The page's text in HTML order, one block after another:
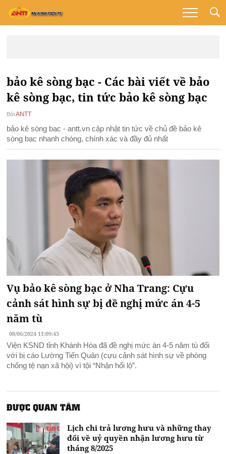
bảo kê sòng bạc - Các bài viết về bảo
kê sòng bạc, tin tức bảo kê sòng bạc
Bởi ANTT
bảo kê sòng bạc - antt.vn cập nhật tin tức về chủ đề bảo kê
sòng bạc nhanh chóng, chính xác và đầy đủ nhất
Vụ bảo kê sòng bạc ở Nha Trang: Cựu
cảnh sát hình sự bị đề nghị mức án 4-5
năm tù
08/06/2024 11:09:43
Viện KSND tỉnh Khánh Hòa đã đề nghị mức án 4-5 năm tù đối
với bị cáo Lường Tiến Quân (cựu cảnh sát hình sự về phòng
chống tệ nạn xã hội) vì tội “Nhận hối lộ”.
ĐƯỢC QUAN TÂM
Lịch chi trả lương hưu và những thay
đổi về uỷ quyền nhận lương hưu từ
tháng 8/2025